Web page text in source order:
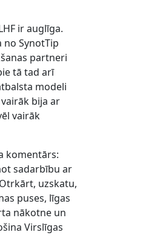
ir auglīga.
no SynotTip
partneri
tā tad arī
modeli
bija ar
vairāk
komentārs:
sadarbību ar
uzskatu,
puses, līgas
nākotne un
Virslīgas